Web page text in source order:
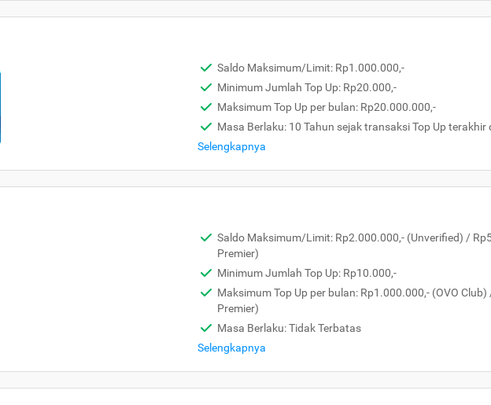
Saldo Maksimum/Limit: Rp1.000.000,-
Minimum Jumlah Top Up: Rp20.000,-
Maksimum Top Up per bulan: Rp20.000.000,-
Masa Berlaku: 10 Tahun sejak transaksi Top Up terakhir
Selengkapnya
Saldo Maksimum/Limit: Rp2.000.000,- (Unverified) /
Premier)
Minimum Jumlah Top Up: Rp10.000,-
Maksimum Top Up per bulan: Rp1.000.000,- (OVO
Premier)
Masa Berlaku: Tidak Terbatas
Selengkapnya